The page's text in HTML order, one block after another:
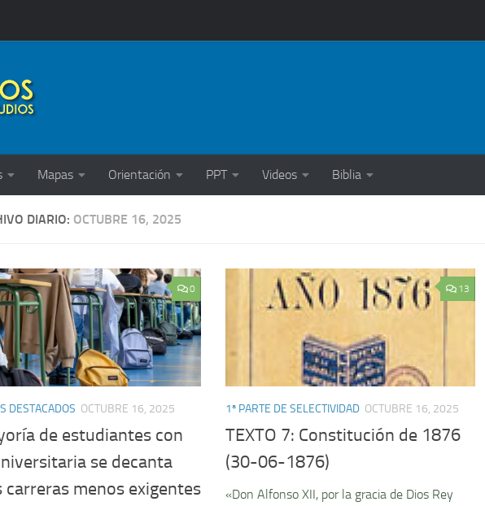
Mapas Orientación PPT Videos Biblia
DIARIO: OCTUBRE 16, 2025
0
DESTACADOS OCTUBRE 16, 2025
de estudiantes con
se decanta
carreras menos exigentes
13
1ª PARTE DE SELECTIVIDAD OCTUBRE 16, 2025
TEXTO 7: Constitución de 1876
(30-06-1876)
«Don Alfonso XII, por la gracia de Dios Rey